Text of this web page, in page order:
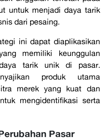
untuk menjadi daya tarik
dari pesaing.
ini dapat diaplikasikan
memiliki keunggulan
tarik unik di pasar.
produk utama
merek yang kuat dan
mengidentifikasi serta
Pasar